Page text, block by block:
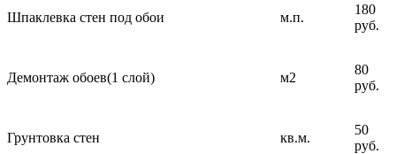
Шпаклевка стен под обои м.п.
180
руб.
Демонтаж обоев(1 слой) м2
80
руб.
Грунтовка стен кв.м.
50
руб.